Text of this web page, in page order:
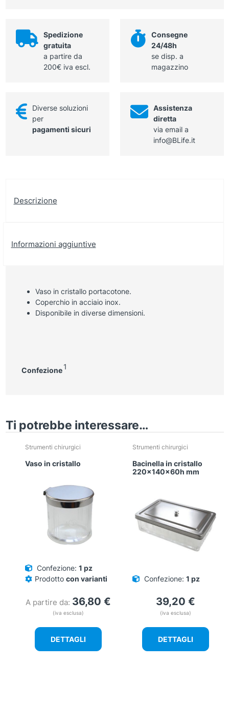
quantità
Spedizione
gratuita
a partire da
200€ iva escl.
Consegne
24/48h
se disp. a
magazzino
Diverse soluzioni
per
pagamenti sicuri
Assistenza
diretta
via email a
info@BLife.it
Descrizione
Informazioni aggiuntive
Vaso in cristallo portacotone.
Coperchio in acciaio inox.
Disponibile in diverse dimensioni.
Confezione 1
Ti potrebbe interessare…
Strumenti chirurgici
Vaso in cristallo
Confezione: 1 pz
Prodotto con varianti
A partire da: 36,80 €
(iva esclusa)
DETTAGLI
Strumenti chirurgici
Bacinella in cristallo
220x140x60h mm
Confezione: 1 pz
39,20 €
(iva esclusa)
DETTAGLI